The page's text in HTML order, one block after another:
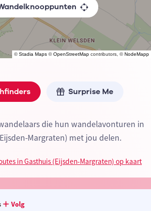
©Stadia Maps ©OpenStreetMap contributors, ©NodeMapp
Surprise Me
die hun wandelavonturen in
Margraten) met jou delen.
in Gasthuis (Eijsden-Margraten) op kaart
Volg